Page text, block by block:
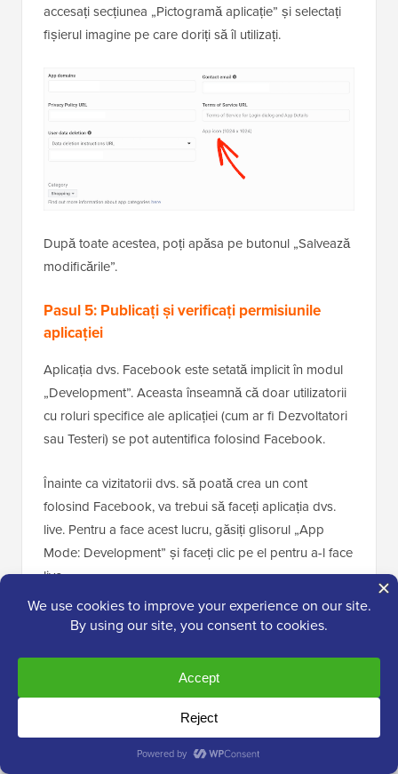
accesați secțiunea „Pictogramă aplicație” și selectați
fișierul imagine pe care doriți să îl utilizați.
După toate acestea, poți apăsa pe butonul „Salvează
modificările”.
Pasul 5: Publicați și verificați permisiunile
aplicației
Aplicația dvs. Facebook este setată implicit în modul
„Development”. Aceasta înseamnă că doar utilizatorii
cu roluri specifice ale aplicației (cum ar fi Dezvoltatori
sau Testeri) se pot autentifica folosind Facebook.
Înainte ca vizitatorii dvs. să poată crea un cont
folosind Facebook, va trebui să faceți aplicația dvs.
live. Pentru a face acest lucru, găsiți glisorul „App
Mode: Development” și faceți clic pe el pentru a-l face
live.
Aplicațiile Facebook pot avea fie „Acces standard”,
fie „Acces avansat” la informațiile utilizatorului.